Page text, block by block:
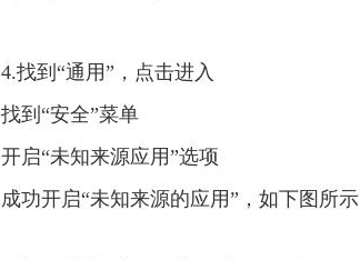
4.找到“通用”，点击进入
找到“安全”菜单
开启“未知来源应用”选项
成功开启“未知来源的应用”，如下图所示